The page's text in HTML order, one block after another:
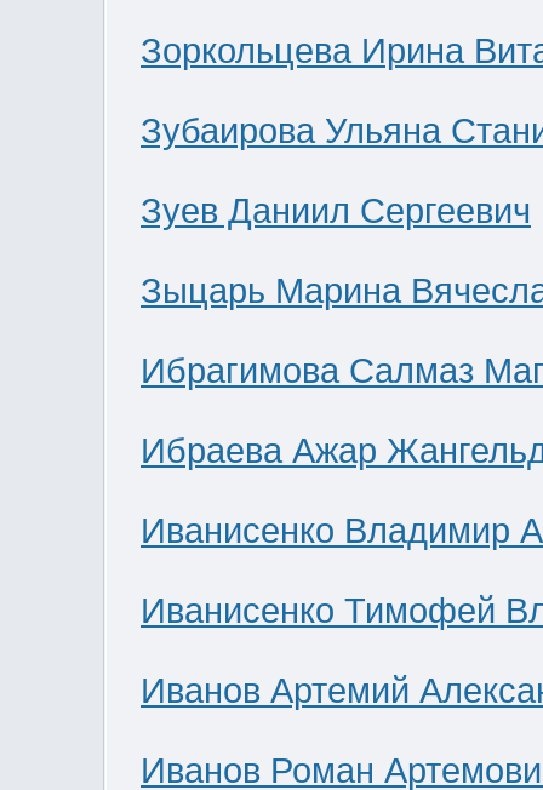
Зоркольцева Ирина
Зубаирова Ульяна
Зуев Даниил Сергеевич
Зыцарь Марина
Ибрагимова Салмаз
Ибраева Ажар
Иванисенко Владимир
Иванисенко Тимофей
Иванов Артемий
Иванов Роман